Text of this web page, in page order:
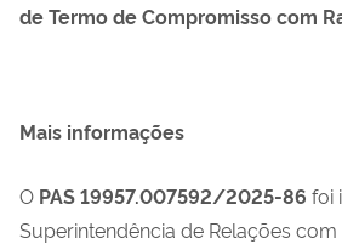
de Termo de Compromisso com
Mais informações
O PAS 19957.007592/2025-86 foi
Superintendência de Relações